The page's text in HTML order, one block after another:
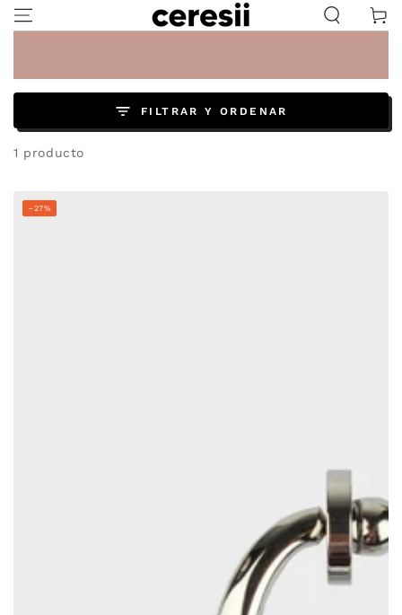
IR AL
CONTENIDO
Carrito
FILTRAR Y ORDENAR
1 producto
–27%